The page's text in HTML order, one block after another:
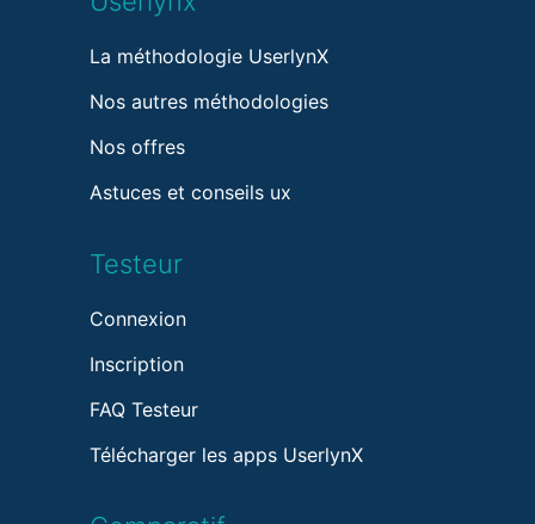
La méthodologie UserlynX
Nos autres méthodologies
Nos offres
Astuces et conseils ux
Testeur
Connexion
Inscription
FAQ Testeur
Télécharger les apps UserlynX